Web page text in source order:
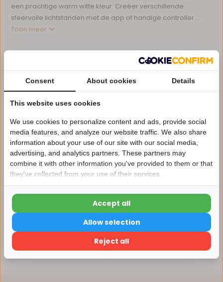
een prachtige warm witte kleur. Creëer verschillende
sfeervolle lichtstanden met de app of handige controller....
Toon meer
Voor 14:00 uur besteld, dezelfde dag verzonden*
Eigen magazijn en servicebalie
1 tot 10 jaar garantie op verlichting
Vergelijk
Productomschrijving
Specificaties
Delen
Nu 15% korting
15korting
15% korting
Verder winkelen
Consent About cookies Details
This website uses cookies
We use cookies to personalize content and ads, provide social
media features, and analyze our website traffic. We also share
information about your use of our site with our social media,
advertising, and analytics partners. These partners may
combine it with other information you've provided to them or that
they've collected from your use of their services.
Reject all
Allow selection
Accept all